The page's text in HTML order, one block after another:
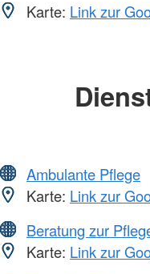
Karte: Link zur
Ambulante Pflege
Karte: Link zur
Beratung zur
Karte: Link zur